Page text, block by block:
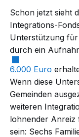
Schon jetzt sieht
Integrations-
Unterstützung
durch ein
6.000 Euro
Wenn diese
Gemeinden
weiteren
lohnender Anreiz
sein: Sechs